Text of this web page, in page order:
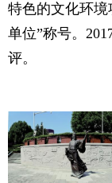
特色的文化环境
单位”称号。
评。